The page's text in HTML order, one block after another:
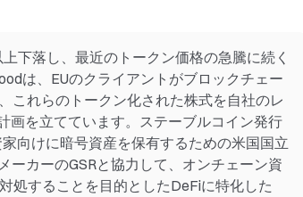
下落し、最近のトークン価格の急騰に続く
は、EUのクライアントがブロックチェー
これらのトークン化された株式を自社のレ
画を立てています。ステーブルコイン発行
向けに暗号資産を保有するための米国国立
ーカーのGSRと協力して、オンチェーン資
処することを目的としたDeFiに特化した